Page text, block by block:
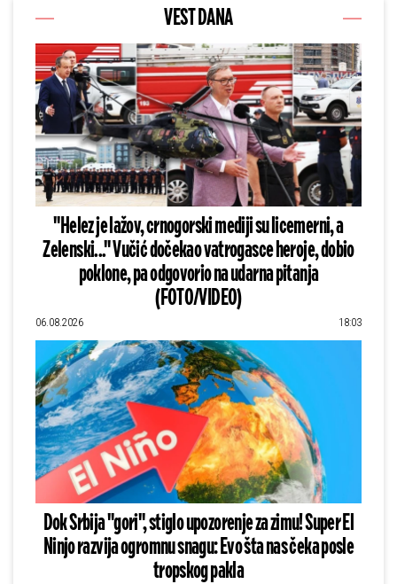
VEST DANA
"Helez je lažov, crnogorski mediji su licemerni, a
Zelenski..." Vučić dočekao vatrogasce heroje, dobio
poklone, pa odgovorio na udarna pitanja
(FOTO/VIDEO)
06.08.2026 18:03
Dok Srbija "gori", stiglo upozorenje za zimu! Super El
Ninjo razvija ogromnu snagu: Evo šta nas čeka posle
tropskog pakla